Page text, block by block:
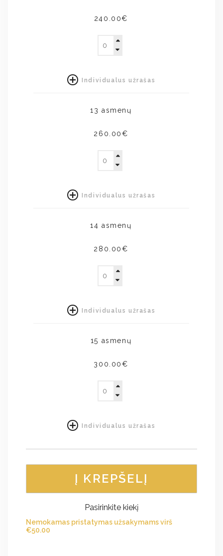
240.00€
Individualus užrašas
13 asmenų
260.00€
Individualus užrašas
14 asmenų
280.00€
Individualus užrašas
15 asmenų
300.00€
Individualus užrašas
Į KREPŠELĮ
Nemokamas pristatymas užsakymams virš
€50.00
Pasirinkite kiekį